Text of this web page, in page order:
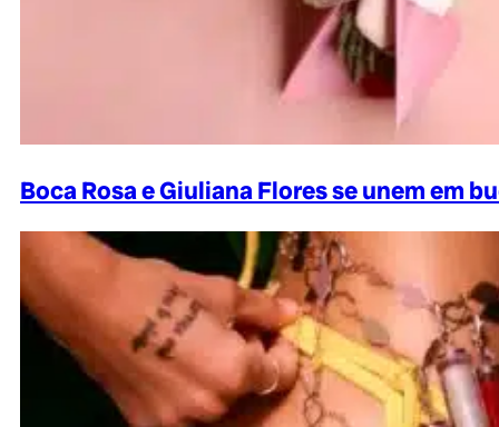
Boca Rosa e Giuliana Flores se unem em